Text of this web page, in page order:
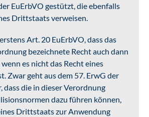
EuErbVO gestützt, die ebenfalls
Drittstaats verweisen.
Art. 20 EuErbVO, dass das
bezeichnete Recht auch dann
es nicht das Recht eines
Zwar geht aus dem 57. ErwG der
dass die in dieser Verordnung
dazu führen können,
Drittstaats zur Anwendung